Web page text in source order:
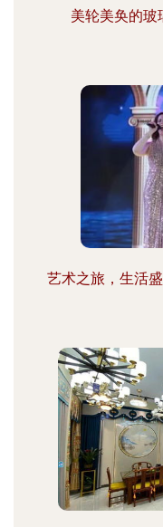
美轮美奂的玻
艺术之旅，生活